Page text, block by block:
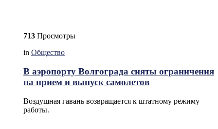
713 Просмотры
in Общество
В аэропорту Волгограда сняты ограничения
на прием и выпуск самолетов
Воздушная гавань возвращается к штатному режиму
работы.